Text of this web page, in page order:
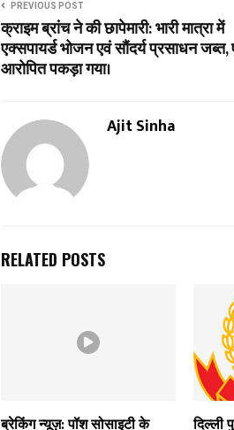
PREVIOUS POST
क्राइम ब्रांच ने की छापेमारी: भारी मात्रा में
एक्सपायर्ड भोजन एवं सौंदर्य प्रसाधन
आरोपित पकड़ा गया।
Ajit Sinha
RELATED POSTS